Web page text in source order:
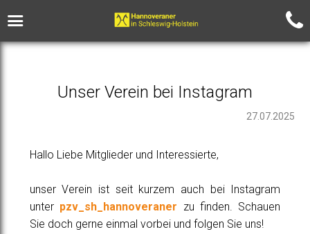
Unser Verein bei Instagram
27.07.2025
Hallo Liebe Mitglieder und Interessierte,
unser Verein ist seit kurzem auch bei Instagram
unter pzv_sh_hannoveraner zu finden. Schauen
Sie doch gerne einmal vorbei und folgen Sie uns!